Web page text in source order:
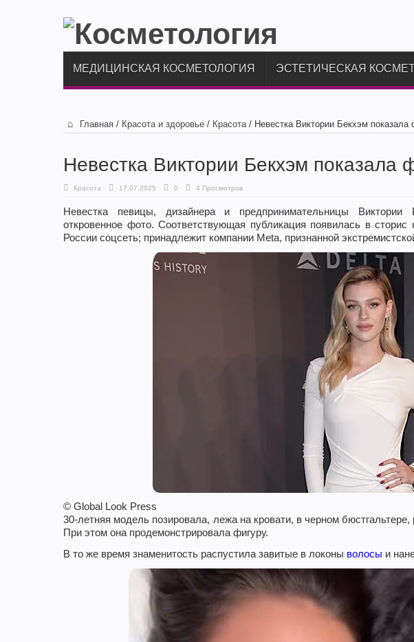
МЕДИЦИНСКАЯ КОСМЕТОЛОГИЯ ЭСТЕТИЧЕСКАЯ
Главная / Красота и здоровье / Красота / Невестка Виктории Бекхэм показала
Невестка Виктории Бекхэм показала
Красота 17.07.2025 0 4 Просмотров
Невестка певицы, дизайнера и предпринимательницы
откровенное фото. Соответствующая публикация появилась в
России соцсеть; принадлежит компании Meta, признанной
© Global Look Press
30-летняя модель позировала, лежа на кровати, в черном
При этом она продемонстрировала фигуру.
В то же время знаменитость распустила завитые в локоны волосы и